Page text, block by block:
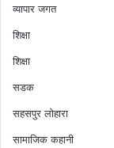
व्यापार जगत
शिक्षा
शिक्षा
सडक
सहसपुर लोहारा
सामाजिक कहानी